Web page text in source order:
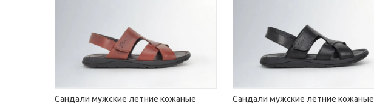
Сандали мужские летние кожаные
Сандали мужские летние кожаные